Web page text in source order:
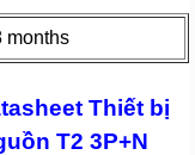
months
Thiết bị
T2 3P+N